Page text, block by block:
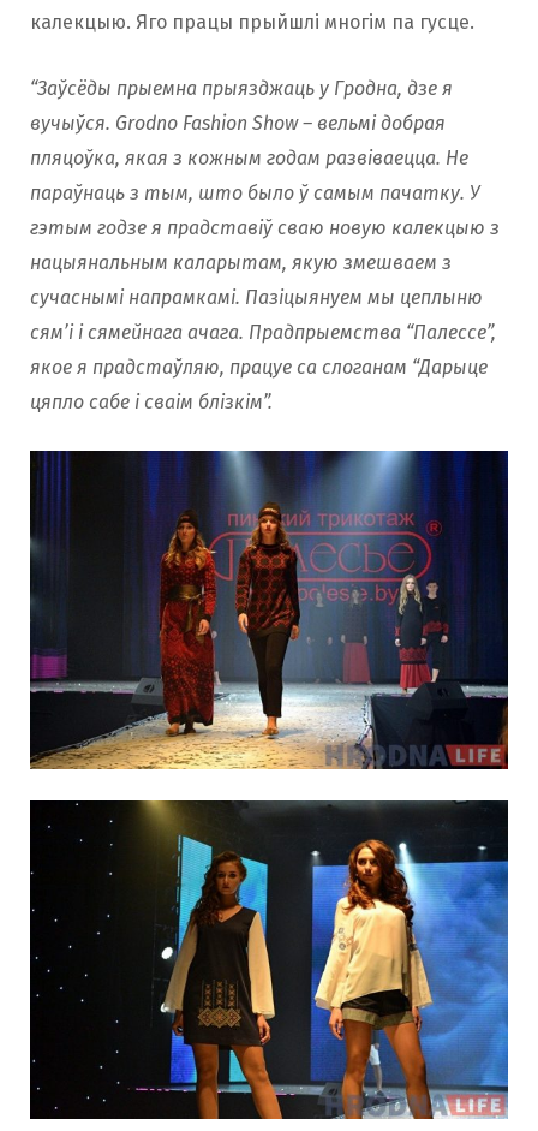
калекцыю. Яго працы прыйшлі многім па гусце.
“Заўсёды прыемна прыязджаць у Гродна, дзе я
вучыўся. Grodno Fashion Show – вельмі добрая
пляцоўка, якая з кожным годам развіваецца. Не
параўнаць з тым, што было ў самым пачатку. У
гэтым годзе я прадставіў сваю новую калекцыю з
нацыянальным каларытам, якую змешваем з
сучаснымі напрамкамі. Пазіцыянуем мы цеплыню
сям’і і сямейнага ачага. Прадпрыемства “Палессе”,
якое я прадстаўляю, працуе са слоганам “Дарыце
цяпло сабе і сваім блізкім”.